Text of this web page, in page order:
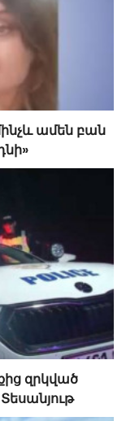
ամեն բան
զրկված